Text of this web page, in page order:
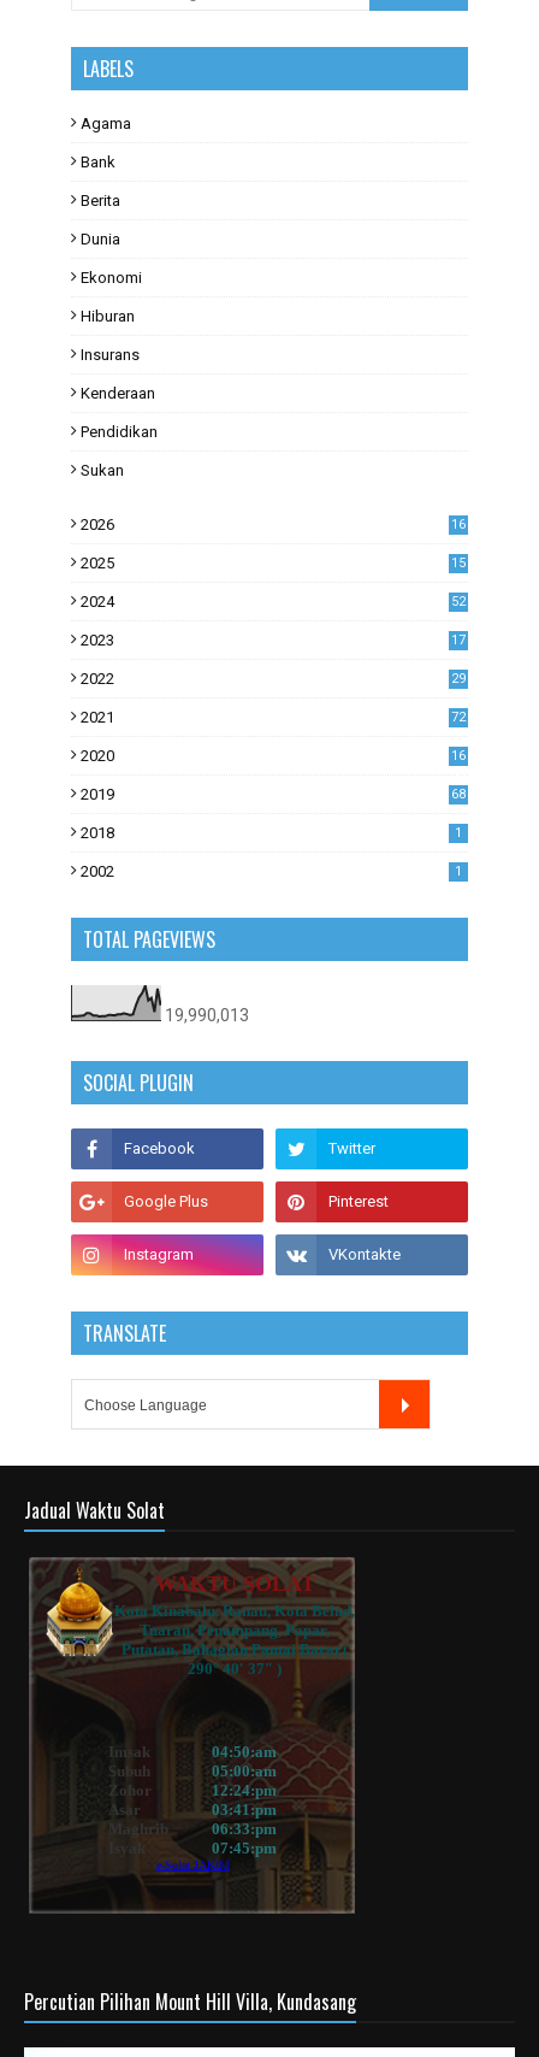
LABELS
Agama
Bank
Berita
Dunia
Ekonomi
Hiburan
Insurans
Kenderaan
Pendidikan
Sukan
2026 16
2025 15
2024 52
2023
17
2022
29
2021
72
2020
16
2019
68
2018 1
2002 1
TOTAL PAGEVIEWS
19,990,013
SOCIAL PLUGIN
TRANSLATE
Jadual Waktu Solat
Percutian Pilihan Mount Hill Villa, Kundasang